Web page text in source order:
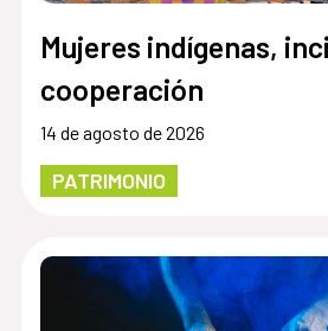
Mujeres indígenas,
cooperación
14 de agosto de 2026
PATRIMONIO